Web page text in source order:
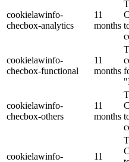
cookielawinfo-
checbox-analytics
11
months
cookielawinfo-
checbox-functional
11
months
cookielawinfo-
checbox-others
11
months
cookielawinfo-
11